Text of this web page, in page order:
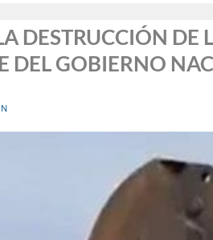
DESTRUCCIÓN DE
DEL GOBIERNO